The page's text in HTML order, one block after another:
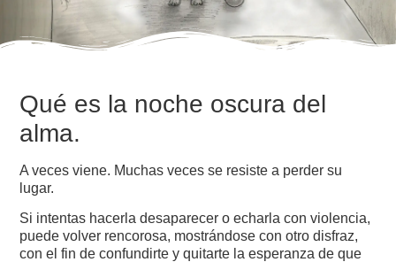
Qué es la noche oscura del
alma.
A veces viene. Muchas veces se resiste a perder su
lugar.
Si intentas hacerla desaparecer o echarla con violencia,
puede volver rencorosa, mostrándose con otro disfraz,
con el fin de confundirte y quitarte la esperanza de que